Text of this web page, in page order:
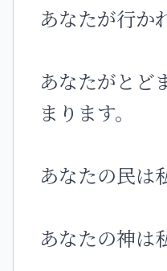
あなたが行か
あなたがとど
まります。
あなたの民は
あなたの神は